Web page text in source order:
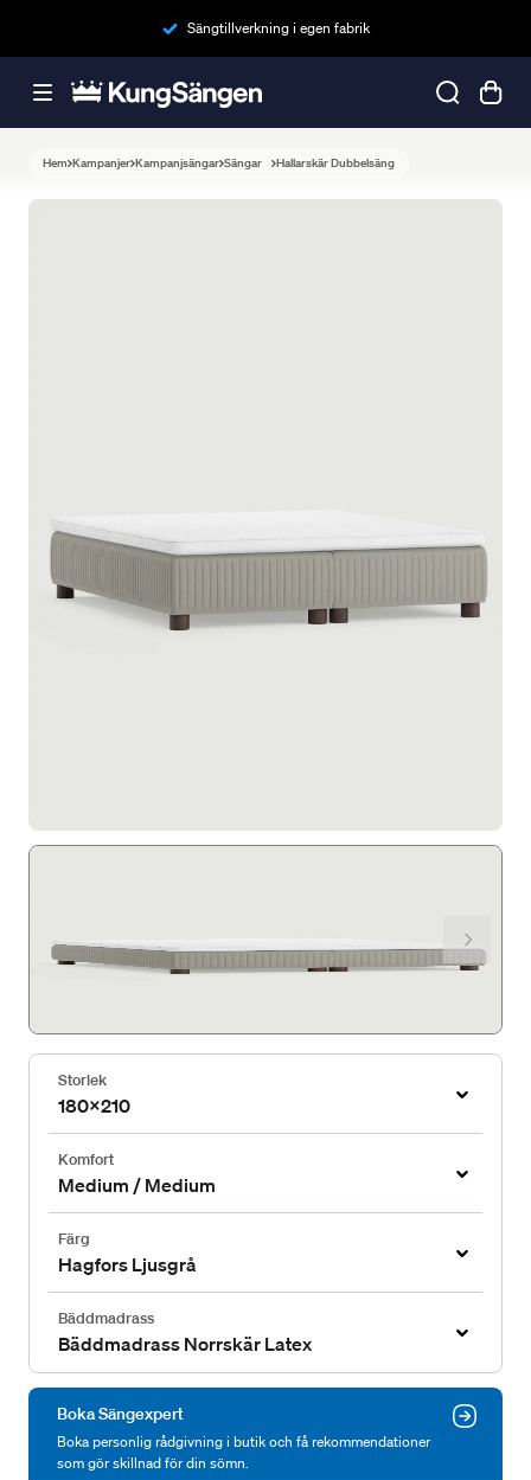
Sängtillverkning i egen fabrik
Hem Kampanjer Kampanjsängar Sängar Hallarskär Dubbelsäng
Storlek
180x210
Komfort
Medium / Medium
Färg
Hagfors Ljusgrå
Bäddmadrass
Bäddmadrass Norrskär Latex
Boka Sängexpert
Boka personlig rådgivning i butik och få rekommendationer
som gör skillnad för din sömn.